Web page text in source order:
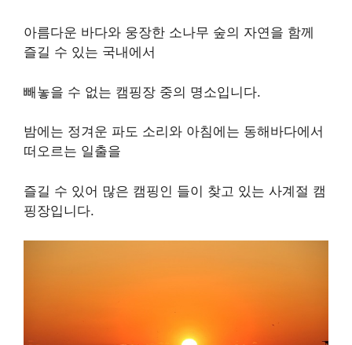
아름다운 바다와 웅장한 소나무 숲의 자연을 함께
즐길 수 있는 국내에서
빼놓을 수 없는 캠핑장 중의 명소입니다.
밤에는 정겨운 파도 소리와 아침에는 동해바다에서
떠오르는 일출을
즐길 수 있어 많은 캠핑인 들이 찾고 있는 사계절 캠
핑장입니다.